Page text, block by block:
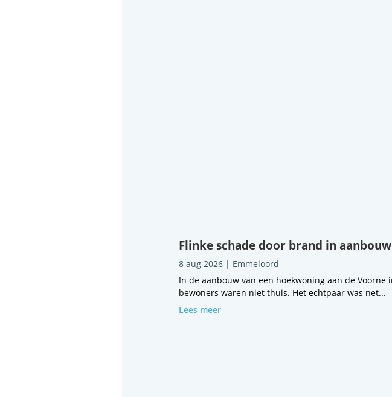
Flinke schade door brand in
8 aug 2026| Emmeloord
In de aanbouw van een hoekwoning aan de
bewoners waren niet thuis. Het echtpaar was net...
Lees meer